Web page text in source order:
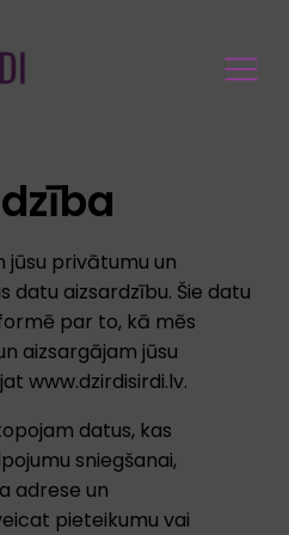
jūsu privātumu un
datu aizsardzību. Šie datu
par to, kā mēs
aizsargājam jūsu
www.dzirdisirdi.lv.
datus, kas
sniegšanai,
adrese un
pieteikumu vai